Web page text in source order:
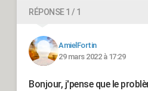
RÉPONSE 1 / 1
AmielFortin
29 mars 2022 à 17:29
Bonjour, j'pense que le